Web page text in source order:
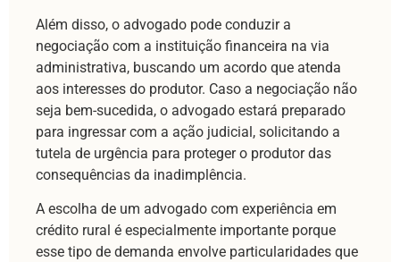
Além disso, o advogado pode conduzir a
negociação com a instituição financeira na via
administrativa, buscando um acordo que atenda
aos interesses do produtor. Caso a negociação não
seja bem-sucedida, o advogado estará preparado
para ingressar com a ação judicial, solicitando a
tutela de urgência para proteger o produtor das
consequências da inadimplência.
A escolha de um advogado com experiência em
crédito rural é especialmente importante porque
esse tipo de demanda envolve particularidades que